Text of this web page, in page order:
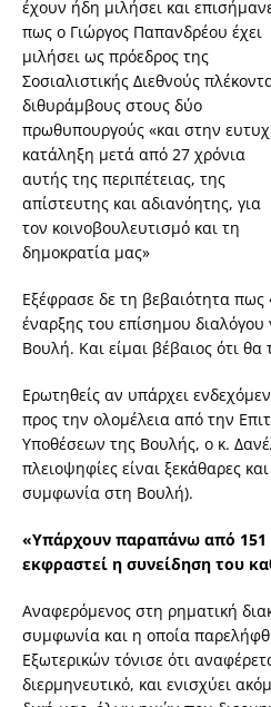
έχουν ήδη μιλήσει και
πως ο Γιώργος Παπανδρέου έχει
μιλήσει ως πρόεδρος της
Σοσιαλιστικής Διεθνούς
διθυράμβους στους δύο
πρωθυπουργούς «και στην
κατάληξη μετά από 27 χρόνια
αυτής της περιπέτειας, της
απίστευτης και αδιανόητης, για
τον κοινοβουλευτισμό και τη
δημοκρατία μας»
Εξέφρασε δε τη βεβαιότητα πως
έναρξης του επίσημου διαλόγου
Βουλή. Και είμαι βέβαιος ότι θα
Ερωτηθείς αν υπάρχει
προς την ολομέλεια από την
Υποθέσεων της Βουλής, ο κ.
πλειοψηφίες είναι ξεκάθαρες
συμφωνία στη Βουλή).
«Υπάρχουν παραπάνω από 151
εκφραστεί η συνείδηση του
Αναφερόμενος στη ρηματική
συμφωνία και η οποία
Εξωτερικών τόνισε ότι
διερμηνευτικό, και ενισχύει